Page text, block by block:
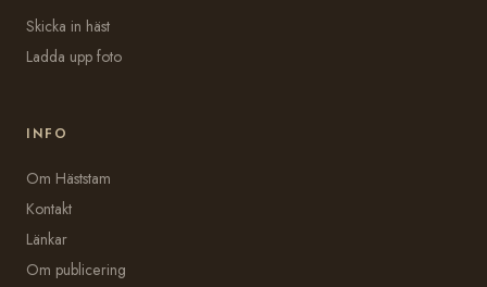
Skicka in häst
Ladda upp foto
INFO
Om Häststam
Kontakt
Länkar
Om publicering